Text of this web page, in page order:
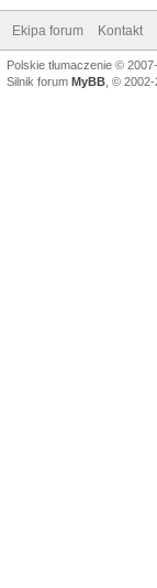
Ekipa forum Kontakt
Polskie tłumaczenie ©
Silnik forum MyBB , ©